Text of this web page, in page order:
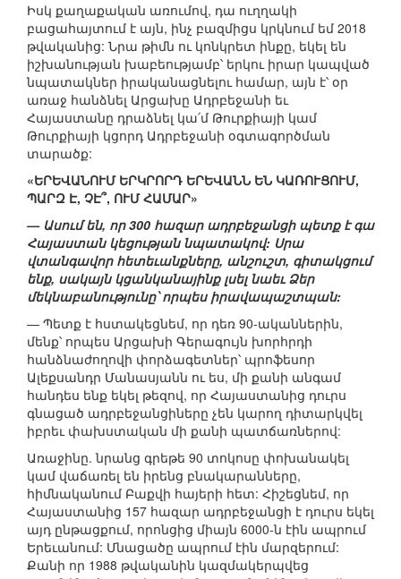
Իսկ քաղաքական առումով, դա ուղղակի
բացահայտում է այն, ինչ բազմիցս կրկնում եմ 2018
թվականից: Նրա թիմն ու կոնկրետ ինքը, եկել են
իշխանության խաբեությամբ՝ երկու իրար կապված
նպատակներ իրականացնելու համար, այն է՝ օր
առաջ հանձնել Արցախը Ադրբեջանի եւ
Հայաստանը դրաձնել կա՛մ Թուրքիայի կամ
Թուրքիայի կցորդ Ադրբեջանի օգտագործման
տարածք:
«ԵՐԵՎԱՆՈՒՄ ԵՐԿՐՈՐԴ ԵՐԵՎԱՆՆ ԵՆ ԿԱՌՈՒՑՈՒՄ,
ՊԱՐԶ Է, ՉԷ՞, ՈՒՄ ՀԱՄԱՐ»
— Ասում են, որ 300 հազար ադրբեջանցի պետք է գա
Հայաստան կեցության նպատակով: Սրա
վտանգավոր հետեւանքները, անշուշտ, գիտակցում
ենք, սակայն կցանկանայինք լսել նաեւ Ձեր
մեկնաբանությունը՝ որպես իրավապաշտպան:
— Պետք է հստակեցնեմ, որ դեռ 90-ականներին,
մենք՝ որպես Արցախի Գերագույն խորհրդի
հանձնաժողովի փորձագետներ՝ պրոֆեսոր
Ալեքսանդր Մանասյանն ու ես, մի քանի անգամ
հանդես ենք եկել թեզով, որ Հայաստանից դուրս
գնացած ադրբեջանցիները չեն կարող դիտարկվել
իբրեւ փախստական մի քանի պատճառներով:
Առաջինը. նրանց գրեթե 90 տոկոսը փոխանակել
կամ վաճառել են իրենց բնակարանները,
հիմնականում Բաքվի հայերի հետ: Հիշեցնեմ, որ
Հայաստանից 157 հազար ադրբեջանցի է դուրս եկել
այդ ընթացքում, որոնցից միայն 6000-ն էին ապրում
Երեւանում: Մնացածը ապրում էին մարզերում:
Քանի որ 1988 թվականին կազմակերպվեց